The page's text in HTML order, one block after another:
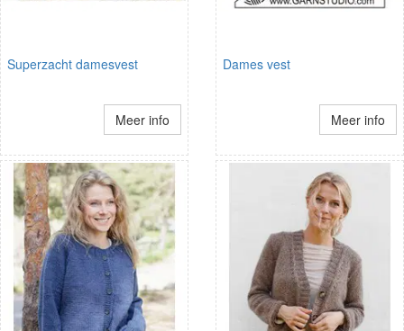
Superzacht damesvest
Meer info
Dames vest
Meer info